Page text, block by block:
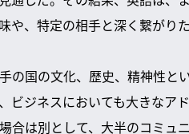
や、特定の相手と深く繋がり
の国の文化、歴史、精神性と
ジネスにおいても大きなア
合は別として、大半のコミュ